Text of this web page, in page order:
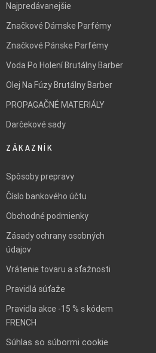
Najpredávanejšie
Značkové Dámske Parfémy
Značkové Pánske Parfémy
Voda Po Holení Brutálny Barber
Olej Na Fúzy Brutálny Barber
PROPAGAČNÉ MATERIÁLY
Darčekové sady
ZÁKAZNÍK
Spôsoby prepravy
Číslo bankového účtu
Obchodné podmienky
Zásady ochrany osobných
údajov
Vrátenie tovaru a sťažnosti
Pravidlá súťaže
Pravidla akce -15 % s kódem
FRENCH
Súhlas so súbormi cookie